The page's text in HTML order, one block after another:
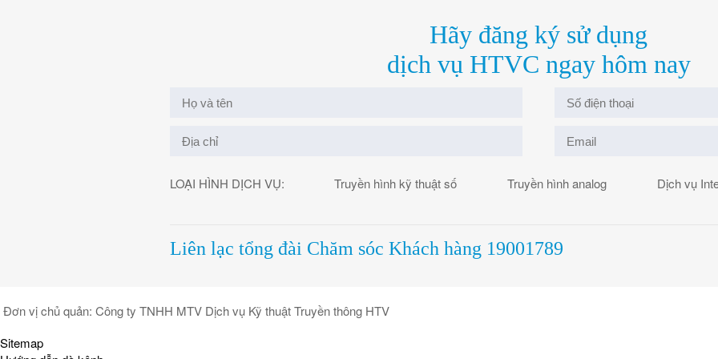
Hãy đăng ký sử dụng
dịch vụ HTVC ngay hôm nay
LOẠI HÌNH DỊCH VỤ: Truyền hình kỹ thuật số Truyền hình analog Dịch vụ
Liên lạc tổng đài Chăm sóc Khách hàng 19001789
Đơn vị chủ quản: Công ty TNHH MTV Dịch vụ Kỹ thuật Truyền thông HTV
Sitemap